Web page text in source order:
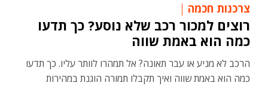
צרכנות חכמה
רוצים למכור רכב שלא נוסע? כך תדעו
כמה הוא באמת שווה
הרכב לא מניע או עבר תאונה? אל תמהרו לוותר עליו. כך תדעו
כמה הוא באמת שווה ואיך תקבלו תמורה הוגנת במהירות